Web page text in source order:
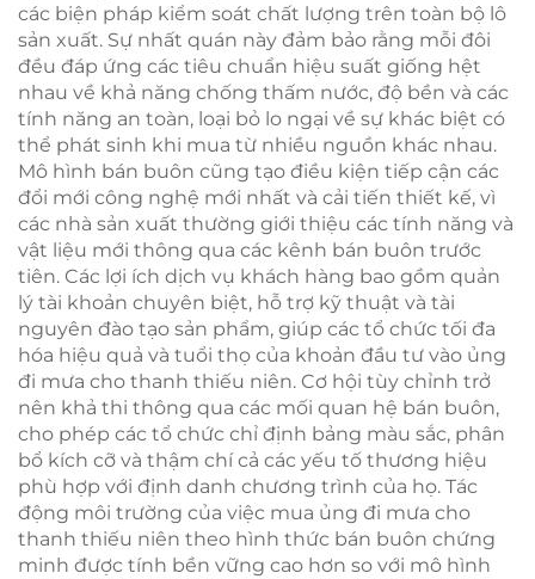
các biện pháp kiểm soát chất lượng trên toàn bộ lô
sản xuất. Sự nhất quán này đảm bảo rằng mỗi đôi
đều đáp ứng các tiêu chuẩn hiệu suất giống hệt
nhau về khả năng chống thấm nước, độ bền và các
tính năng an toàn, loại bỏ lo ngại về sự khác biệt có
thể phát sinh khi mua từ nhiều nguồn khác nhau.
Mô hình bán buôn cũng tạo điều kiện tiếp cận các
đổi mới công nghệ mới nhất và cải tiến thiết kế, vì
các nhà sản xuất thường giới thiệu các tính năng và
vật liệu mới thông qua các kênh bán buôn trước
tiên. Các lợi ích dịch vụ khách hàng bao gồm quản
lý tài khoản chuyên biệt, hỗ trợ kỹ thuật và tài
nguyên đào tạo sản phẩm, giúp các tổ chức tối đa
hóa hiệu quả và tuổi thọ của khoản đầu tư vào ủng
đi mưa cho thanh thiếu niên. Cơ hội tùy chỉnh trở
nên khả thi thông qua các mối quan hệ bán buôn,
cho phép các tổ chức chỉ định bảng màu sắc, phân
bổ kích cỡ và thậm chí cả các yếu tố thương hiệu
phù hợp với định danh chương trình của họ. Tác
động môi trường của việc mua ủng đi mưa cho
thanh thiếu niên theo hình thức bán buôn chứng
minh được tính bền vững cao hơn so với mô hình